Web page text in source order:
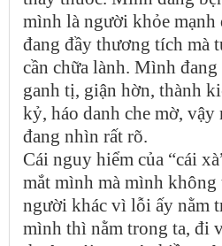
mình là người khỏe
đang đầy thương tích mà
cần chữa lành. Mình
ganh tị, giận hờn, thành
kỷ, háo danh che mờ,
đang nhìn rất rõ.
Cái nguy hiểm của “cái
mắt mình mà mình
người khác vì lỗi ấy nằm
mình thì nằm trong ta, đi